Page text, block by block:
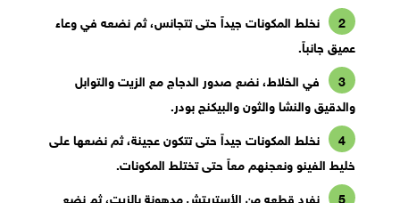
نخلط المكونات جيداً حتى تتجانس، ثم نضعه في وعاء
عميق جانباً.
في الخلاط، نضع صدور الدجاج مع الزيت والتوابل
والدقيق والنشا والثون والبيكنج بودر.
نخلط المكونات جيداً حتى تتكون عجينة، ثم نضعها على
خليط الفينو ونعجنهم معاً حتى تختلط المكونات.
نفرد قطعه من الأستريتش مدهونة بالزيت، ثم نضع